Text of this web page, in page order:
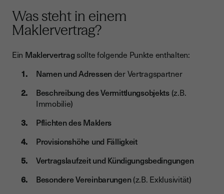
Was steht in einem
Maklervertrag?
Ein Maklervertrag sollte folgende Punkte enthalten:
Namen und Adressender Vertragspartner
Beschreibung des Vermittlungsobjekts(z.B.
Immobilie)
Pflichten des Maklers
Provisionshöhe und Fälligkeit
Vertragslaufzeit und Kündigungsbedingungen
Besondere Vereinbarungen(z.B. Exklusivität)